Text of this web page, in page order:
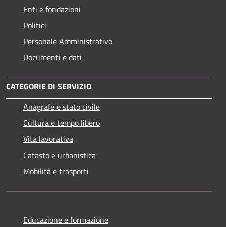
Enti e fondazioni
Politici
Personale Amministrativo
Documenti e dati
CATEGORIE DI SERVIZIO
Anagrafe e stato civile
Cultura e tempo libero
Vita lavorativa
Catasto e urbanistica
Mobilità e trasporti
Educazione e formazione